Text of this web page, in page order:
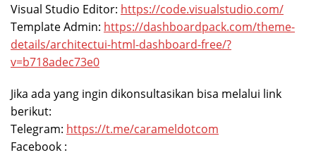
Visual Studio Editor: https://code.visualstudio.com/
Template Admin: https://dashboardpack.com/theme-
details/architectui-html-dashboard-free/?
v=b718adec73e0
Jika ada yang ingin dikonsultasikan bisa melalui link
berikut:
Telegram: https://t.me/carameldotcom
Facebook :